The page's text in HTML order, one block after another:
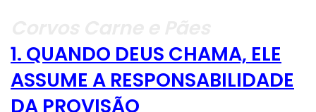
1. QUANDO DEUS CHAMA, ELE
ASSUME A RESPONSABILIDADE
DA PROVISÃO